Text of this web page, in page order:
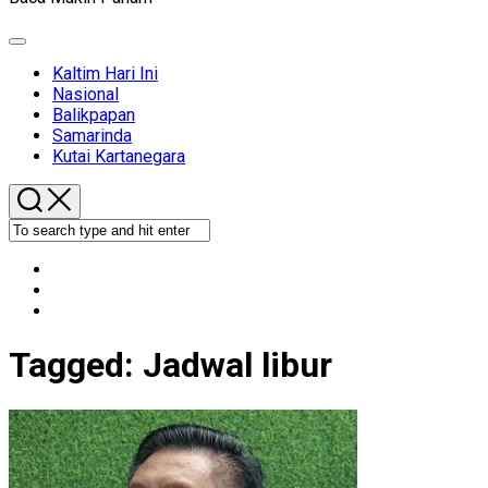
Expand
Kaltim Hari Ini
Nasional
Balikpapan
Samarinda
Kutai Kartanegara
Tagged: Jadwal libur